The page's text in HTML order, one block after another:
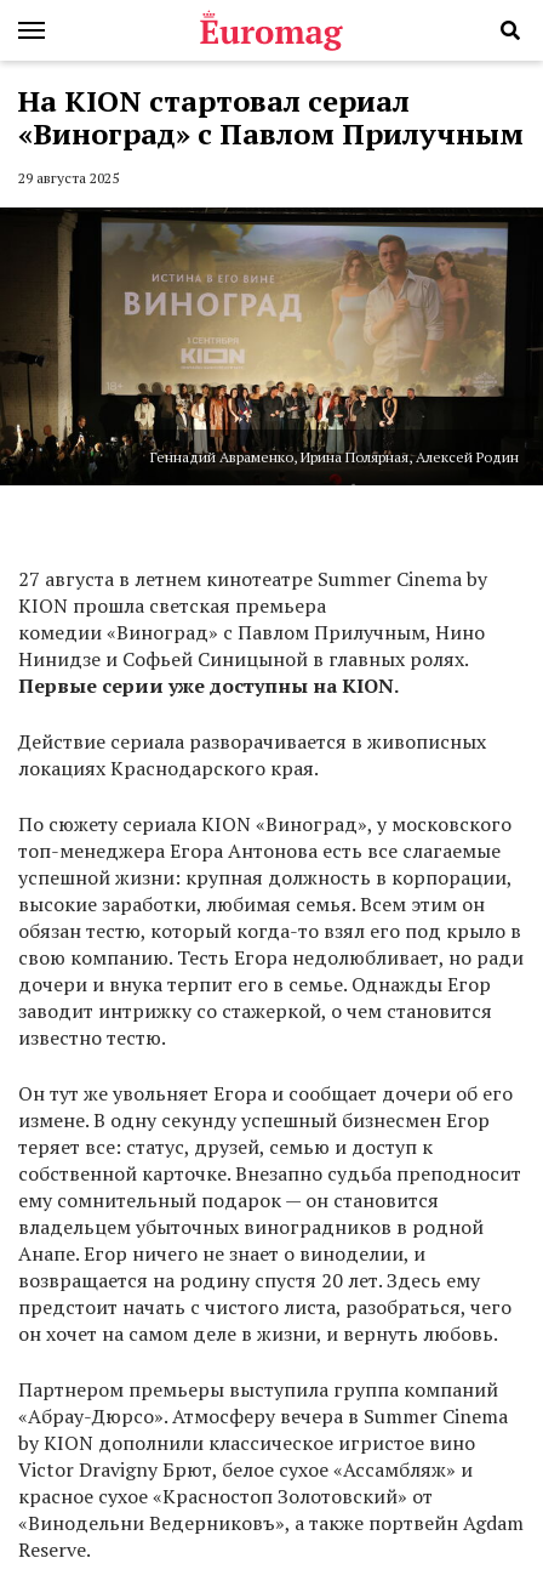
На KION стартовал сериал
«Виноград» с Павлом Прилучным
29 августа 2025
Геннадий Авраменко, Ирина Полярная, Алексей Родин
27 августа в летнем кинотеатре Summer Cinema by
KION прошла светская премьера
комедии «Виноград» с Павлом Прилучным, Нино
Нинидзе и Софьей Синицыной в главных ролях.
Первые серии уже доступны на KION.
Действие сериала разворачивается в живописных
локациях Краснодарского края.
По сюжету сериала KION «Виноград», у московского
топ-менеджера Егора Антонова есть все слагаемые
успешной жизни: крупная должность в корпорации,
высокие заработки, любимая семья. Всем этим он
обязан тестю, который когда-то взял его под крыло в
свою компанию. Тесть Егора недолюбливает, но ради
дочери и внука терпит его в семье. Однажды Егор
заводит интрижку со стажеркой, о чем становится
известно тестю.
Он тут же увольняет Егора и сообщает дочери об его
измене. В одну секунду успешный бизнесмен Егор
теряет все: статус, друзей, семью и доступ к
собственной карточке. Внезапно судьба преподносит
ему сомнительный подарок — он становится
владельцем убыточных виноградников в родной
Анапе. Егор ничего не знает о виноделии, и
возвращается на родину спустя 20 лет. Здесь ему
предстоит начать с чистого листа, разобраться, чего
он хочет на самом деле в жизни, и вернуть любовь.
Партнером премьеры выступила группа компаний
«Абрау-Дюрсо». Атмосферу вечера в Summer Cinema
by KION дополнили классическое игристое вино
Victor Dravigny Брют, белое сухое «Ассамбляж» и
красное сухое «Красностоп Золотовский» от
«Винодельни Ведерниковъ», а также портвейн Agdam
Reserve.